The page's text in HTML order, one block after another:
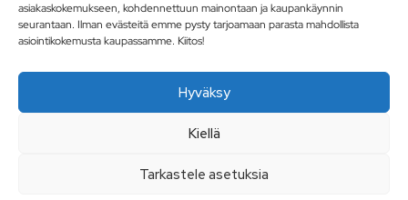
asiakaskokemukseen, kohdennettuun mainontaan ja kaupankäynnin
seurantaan. Ilman evästeitä emme pysty tarjoamaan parasta mahdollista
asiointikokemusta kaupassamme. Kiitos!
Hyväksy
Kiellä
Tarkastele asetuksia